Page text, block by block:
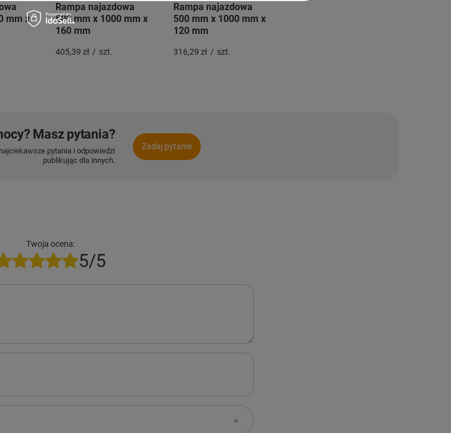
mm x
Rampa najazdowa
500 mm x 1000 mm x
160 mm
405,39 zł / szt.
Rampa najazdowa
500 mm x 1000 mm x
120 mm
316,29 zł / szt.
Masz pytania?
pytania i odpowiedzi
publikując dla innych.
Zadaj pytanie
Twoja ocena:
5/5